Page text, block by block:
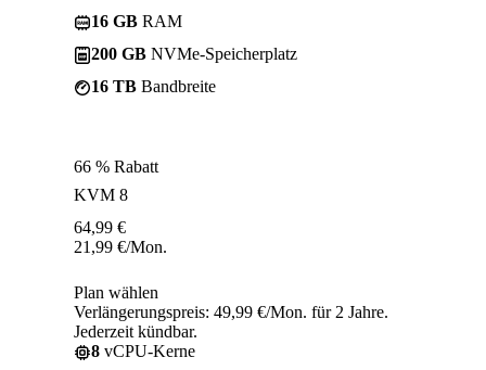
16 GB RAM
200 GB NVMe-Speicherplatz
16 TB Bandbreite
66 % Rabatt
KVM 8
64,99 €
21,99 €/Mon.
Plan wählen
Verlängerungspreis: 49,99 €/Mon. für 2 Jahre.
Jederzeit kündbar.
8 vCPU-Kerne